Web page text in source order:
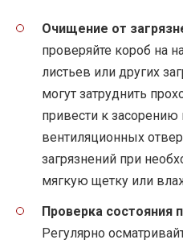
Очищение от
проверяйте короб на
листьев или других
могут затруднить
привести к засорению
вентиляционных
загрязнений при
мягкую щетку или
Проверка состояния
Регулярно